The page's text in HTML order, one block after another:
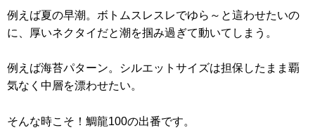
例えば夏の早潮。ボトムスレスレでゆら～と這わせたいの
に、厚いネクタイだと潮を掴み過ぎて動いてしまう。
例えば海苔パターン。シルエットサイズは担保したまま覇
気なく中層を漂わせたい。
そんな時こそ！鯛龍100の出番です。